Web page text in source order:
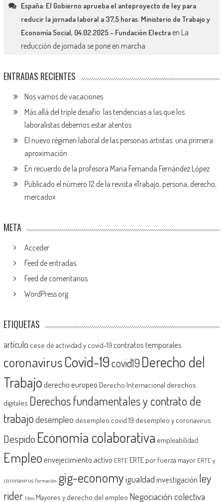
España: El Gobierno aprueba el anteproyecto de ley para
reducir la jornada laboral a 37,5 horas. Ministerio de Trabajo y
Economía Social, 04.02.2025 – Fundación Electraen La
reducción de jornada se pone en marcha
ENTRADAS RECIENTES
Nos vamos de vacaciones
Más allá del triple desafío: las tendencias a las que los
laboralistas debemos estar atentos
El nuevo régimen laboral de las personas artistas: una primera
aproximación
En recuerdo de la profesora María Fernanda Fernández López
Publicado el número 12 de la revista «Trabajo, persona, derecho,
mercado»
META
Acceder
Feed de entradas
Feed de comentarios
WordPress.org
ETIQUETAS
artículo cese de actividad y covid-19 contratos temporales
coronavirusCovid-19covid19 Derecho del
Trabajoderecho europeo Derecho Internacional derechos
digitales Derechos fundamentales y contrato de
trabajodesempleo desempleo covid 19 desempleo y coronavirus
Despido Economía colaborativa empleabilidad
Empleoenvejecimiento activo ERTE ERTE por fuerza mayor ERTE y
coronavirus Formación gig-economyigualdadinvestigación ley
rider libro Mayores y derecho del empleo Negociación colectiva